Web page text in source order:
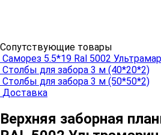
Сопутствующие товары
Саморез 5.5*19 Ral 5002
Столбы для забора 3 м (40*20*2)
Столбы для забора 3 м (50*50*2)
Доставка
Верхняя заборная